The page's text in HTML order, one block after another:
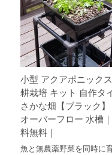
小型 アクアポニック
耕栽培 キット 自作タ
さかな畑【ブラック】
オーバーフロー 水槽
料無料｜
魚と無農薬野菜を同時に